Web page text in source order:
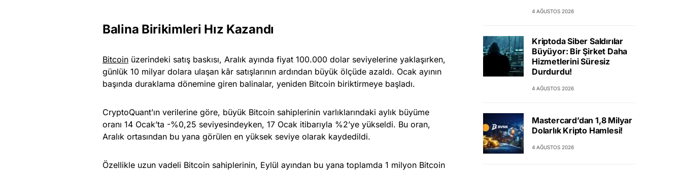
Balina Birikimleri Hız Kazandı
Bitcoin üzerindeki satış baskısı, Aralık ayında fiyat 100.000 dolar seviyelerine yaklaşırken,
günlük 10 milyar dolara ulaşan kâr satışlarının ardından büyük ölçüde azaldı. Ocak ayının
başında duraklama dönemine giren balinalar, yeniden Bitcoin biriktirmeye başladı.
CryptoQuant’ın verilerine göre, büyük Bitcoin sahiplerinin varlıklarındaki aylık büyüme
oranı 14 Ocak’ta -%0,25 seviyesindeyken, 17 Ocak itibarıyla %2’ye yükseldi. Bu oran,
Aralık ortasından bu yana görülen en yüksek seviye olarak kaydedildi.
Özellikle uzun vadeli Bitcoin sahiplerinin, Eylül ayından bu yana toplamda 1 milyon Bitcoin
4 AĞUSTOS 2026
Kriptoda Siber Saldırılar
Büyüyor: Bir Şirket Daha
Hizmetlerini Süresiz
Durdurdu!
4 AĞUSTOS 2026
Mastercard’dan 1,8 Milyar
Dolarlık Kripto Hamlesi!
4 AĞUSTOS 2026